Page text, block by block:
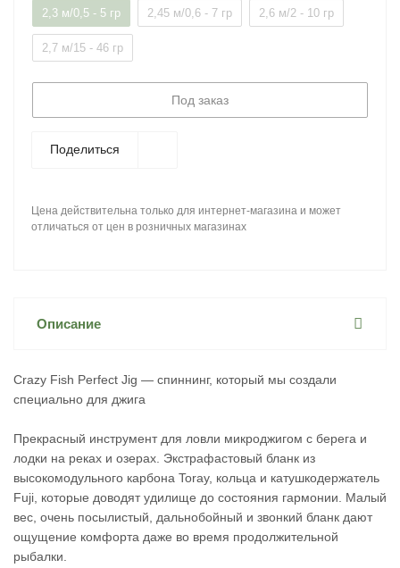
2,3 м/0,5 - 5 гр 2,45 м/0,6 - 7 гр 2,6 м/2 - 10 гр
2,7 м/15 - 46 гр
Под заказ
Поделиться
Цена действительна только для интернет-магазина и может
отличаться от цен в розничных магазинах
Описание
Crazy Fish Perfect Jig — спиннинг, который мы создали
специально для джига
Прекрасный инструмент для ловли микроджигом с берега и
лодки на реках и озерах. Экстрафастовый бланк из
высокомодульного карбона Toray, кольца и катушкодержатель
Fuji, которые доводят удилище до состояния гармонии. Малый
вес, очень посылистый, дальнобойный и звонкий бланк дают
ощущение комфорта даже во время продолжительной
рыбалки.